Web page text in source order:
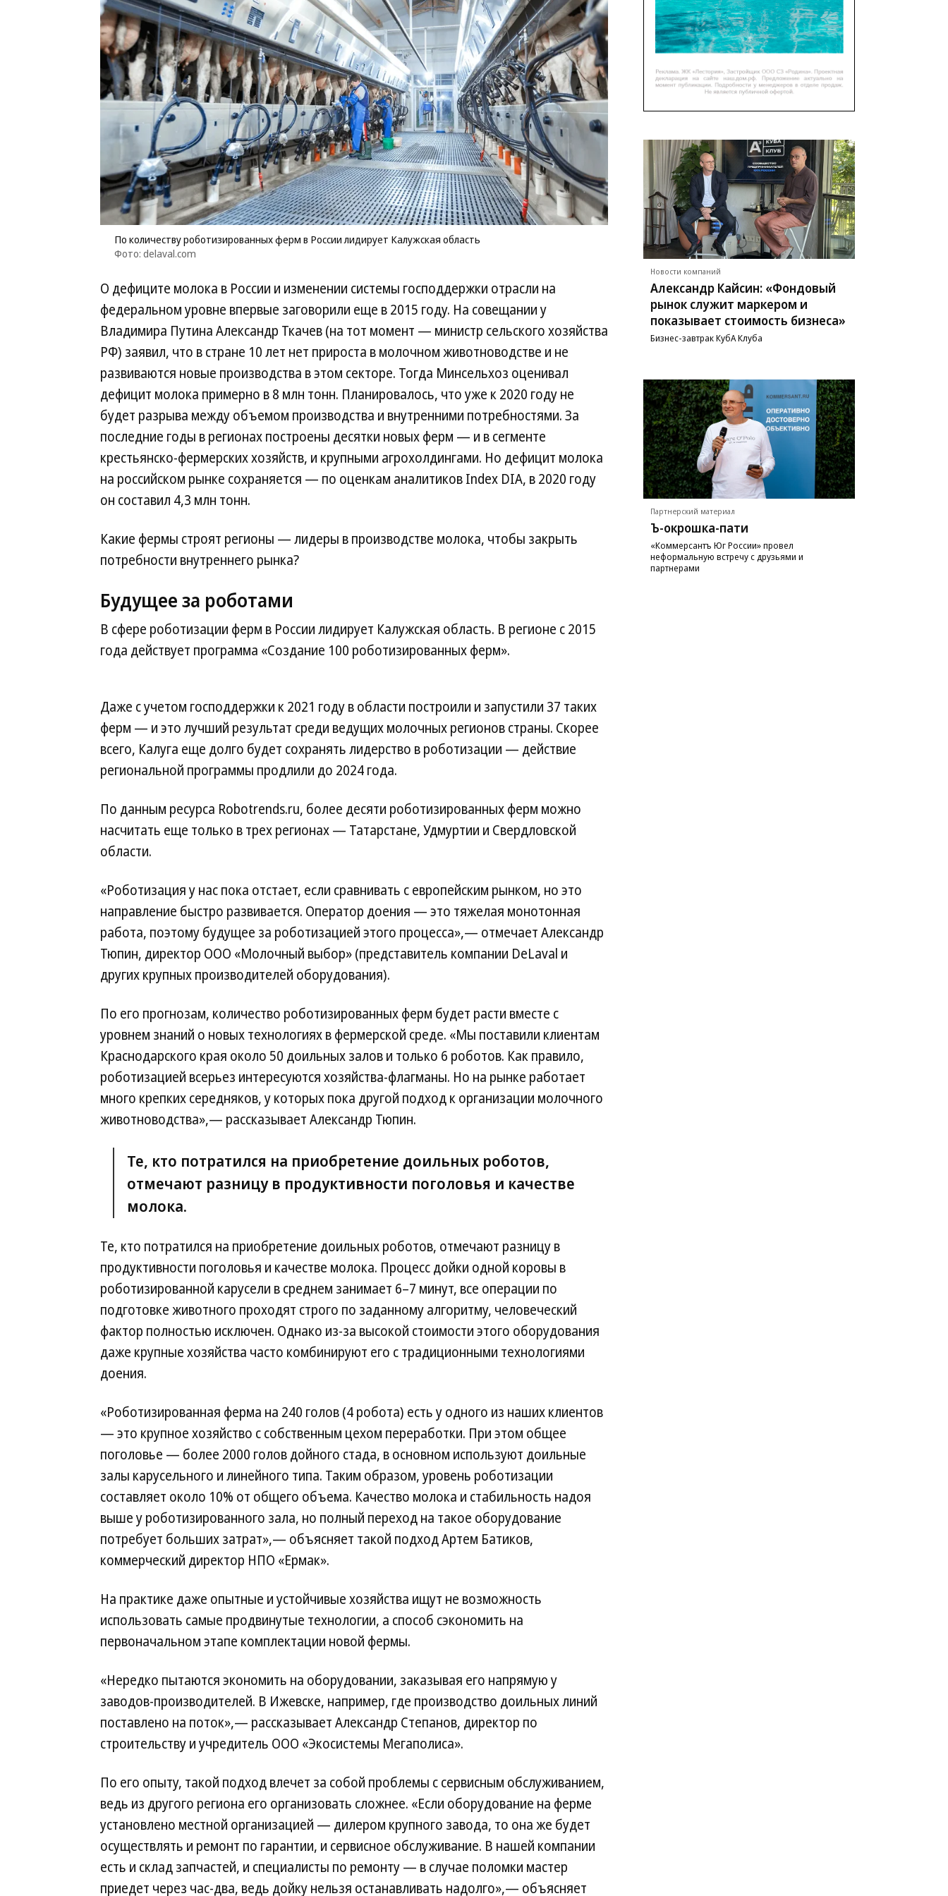
По количеству роботизированных ферм в России лидирует Калужская область
Фото: delaval.com
количеству
роботизированных
лидирует
область
delaval.com
О дефиците молока в России и изменении системы господдержки отрасли на
федеральном уровне впервые заговорили еще в 2015 году. На совещании у
Владимира Путина Александр Ткачев (на тот момент — министр сельского хозяйства
РФ) заявил, что в стране 10 лет нет прироста в молочном животноводстве и не
развиваются новые производства в этом секторе. Тогда Минсельхоз оценивал
дефицит молока примерно в 8 млн тонн. Планировалось, что уже к 2020 году не
будет разрыва между объемом производства и внутренними потребностями. За
последние годы в регионах построены десятки новых ферм — и в сегменте
крестьянско-фермерских хозяйств, и крупными агрохолдингами. Но дефицит молока
на российском рынке сохраняется — по оценкам аналитиков Index DIA, в 2020 году
он составил 4,3 млн тонн.
Какие фермы строят регионы — лидеры в производстве молока, чтобы закрыть
потребности внутреннего рынка?
Будущее за роботами
В сфере роботизации ферм в России лидирует Калужская область. В регионе с 2015
года действует программа «Создание 100 роботизированных ферм».
Даже с учетом господдержки к 2021 году в области построили и запустили 37 таких
ферм — и это лучший результат среди ведущих молочных регионов страны. Скорее
всего, Калуга еще долго будет сохранять лидерство в роботизации — действие
региональной программы продлили до 2024 года.
По данным ресурса Robotrends.ru, более десяти роботизированных ферм можно
насчитать еще только в трех регионах — Татарстане, Удмуртии и Свердловской
области.
«Роботизация у нас пока отстает, если сравнивать с европейским рынком, но это
направление быстро развивается. Оператор доения — это тяжелая монотонная
работа, поэтому будущее за роботизацией этого процесса»,— отмечает Александр
Тюпин, директор ООО «Молочный выбор» (представитель компании DeLaval и
других крупных производителей оборудования).
По его прогнозам, количество роботизированных ферм будет расти вместе с
уровнем знаний о новых технологиях в фермерской среде. «Мы поставили клиентам
Краснодарского края около 50 доильных залов и только 6 роботов. Как правило,
роботизацией всерьез интересуются хозяйства-флагманы. Но на рынке работает
много крепких середняков, у которых пока другой подход к организации молочного
животноводства»,— рассказывает Александр Тюпин.
Те, кто потратился на приобретение доильных роботов,
отмечают разницу в продуктивности поголовья и качестве
молока.
Те, кто потратился на приобретение доильных роботов, отмечают разницу в
продуктивности поголовья и качестве молока. Процесс дойки одной коровы в
роботизированной карусели в среднем занимает 6–7 минут, все операции по
подготовке животного проходят строго по заданному алгоритму, человеческий
фактор полностью исключен. Однако из-за высокой стоимости этого оборудования
даже крупные хозяйства часто комбинируют его с традиционными технологиями
доения.
«Роботизированная ферма на 240 голов (4 робота) есть у одного из наших клиентов
— это крупное хозяйство с собственным цехом переработки. При этом общее
поголовье — более 2000 голов дойного стада, в основном используют доильные
залы карусельного и линейного типа. Таким образом, уровень роботизации
составляет около 10% от общего объема. Качество молока и стабильность надоя
выше у роботизированного зала, но полный переход на такое оборудование
потребует больших затрат»,— объясняет такой подход Артем Батиков,
коммерческий директор НПО «Ермак».
На практике даже опытные и устойчивые хозяйства ищут не возможность
использовать самые продвинутые технологии, а способ сэкономить на
первоначальном этапе комплектации новой фермы.
«Нередко пытаются экономить на оборудовании, заказывая его напрямую у
заводов-производителей. В Ижевске, например, где производство доильных линий
поставлено на поток»,— рассказывает Александр Степанов, директор по
строительству и учредитель ООО «Экосистемы Мегаполиса».
По его опыту, такой подход влечет за собой проблемы с сервисным обслуживанием,
ведь из другого региона его организовать сложнее. «Если оборудование на ферме
установлено местной организацией — дилером крупного завода, то она же будет
осуществлять и ремонт по гарантии, и сервисное обслуживание. В нашей компании
есть и склад запчастей, и специалисты по ремонту — в случае поломки мастер
приедет через час-два, ведь дойку нельзя останавливать надолго»,— объясняет
Новости компаний
Александр Кайсин: «Фондовый
рынок служит маркером и
показывает стоимость бизнеса»
Бизнес-завтрак КубА Клуба
Партнерский материал
Ъ-окрошка-пати
«Коммерсантъ Юг России» провел
неформальную встречу с друзьями и
партнерами